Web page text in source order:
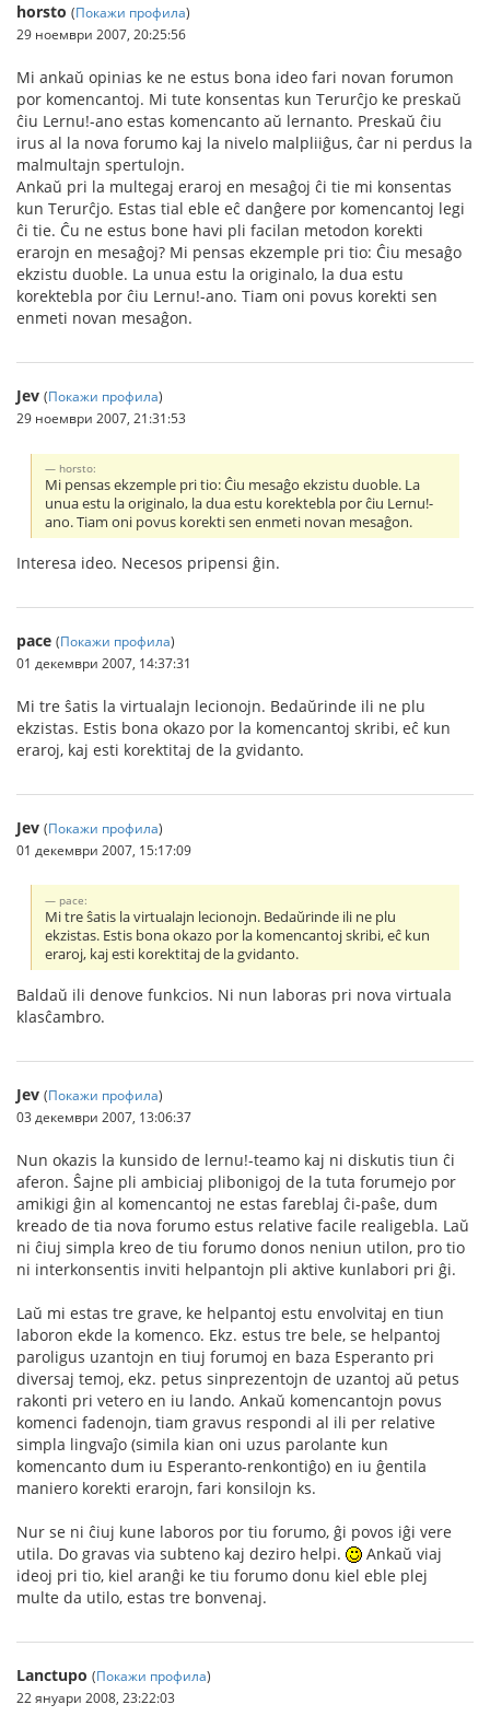
horsto (Покажи профила)
29 ноември 2007, 20:25:56
Mi ankaŭ opinias ke ne estus bona ideo fari novan forumon
por komencantoj. Mi tute konsentas kun Terurĉjo ke preskaŭ
ĉiu Lernu!-ano estas komencanto aŭ lernanto. Preskaŭ ĉiu
irus al la nova forumo kaj la nivelo malpliiĝus, ĉar ni perdus la
malmultajn spertulojn.
Ankaŭ pri la multegaj eraroj en mesaĝoj ĉi tie mi konsentas
kun Terurĉjo. Estas tial eble eĉ danĝere por komencantoj legi
ĉi tie. Ĉu ne estus bone havi pli facilan metodon korekti
erarojn en mesaĝoj? Mi pensas ekzemple pri tio: Ĉiu mesaĝo
ekzistu duoble. La unua estu la originalo, la dua estu
korektebla por ĉiu Lernu!-ano. Tiam oni povus korekti sen
enmeti novan mesaĝon.
Jev (Покажи профила)
29 ноември 2007, 21:31:53
horsto:
Mi pensas ekzemple pri tio: Ĉiu mesaĝo ekzistu duoble. La
unua estu la originalo, la dua estu korektebla por ĉiu Lernu!-
ano. Tiam oni povus korekti sen enmeti novan mesaĝon.
Interesa ideo. Necesos pripensi ĝin.
pace (Покажи профила)
01 декември 2007, 14:37:31
Mi tre ŝatis la virtualajn lecionojn. Bedaŭrinde ili ne plu
ekzistas. Estis bona okazo por la komencantoj skribi, eĉ kun
eraroj, kaj esti korektitaj de la gvidanto.
Jev (Покажи профила)
01 декември 2007, 15:17:09
pace:
Mi tre ŝatis la virtualajn lecionojn. Bedaŭrinde ili ne plu
ekzistas. Estis bona okazo por la komencantoj skribi, eĉ kun
eraroj, kaj esti korektitaj de la gvidanto.
Baldaŭ ili denove funkcios. Ni nun laboras pri nova virtuala
klasĉambro.
Jev (Покажи профила)
03 декември 2007, 13:06:37
Nun okazis la kunsido de lernu!-teamo kaj ni diskutis tiun ĉi
aferon. Ŝajne pli ambiciaj plibonigoj de la tuta forumejo por
amikigi ĝin al komencantoj ne estas fareblaj ĉi-paŝe, dum
kreado de tia nova forumo estus relative facile realigebla. Laŭ
ni ĉiuj simpla kreo de tiu forumo donos neniun utilon, pro tio
ni interkonsentis inviti helpantojn pli aktive kunlabori pri ĝi.
Laŭ mi estas tre grave, ke helpantoj estu envolvitaj en tiun
laboron ekde la komenco. Ekz. estus tre bele, se helpantoj
paroligus uzantojn en tiuj forumoj en baza Esperanto pri
diversaj temoj, ekz. petus sinprezentojn de uzantoj aŭ petus
rakonti pri vetero en iu lando. Ankaŭ komencantojn povus
komenci fadenojn, tiam gravus respondi al ili per relative
simpla lingvaĵo (simila kian oni uzus parolante kun
komencanto dum iu Esperanto-renkontiĝo) en iu ĝentila
maniero korekti erarojn, fari konsilojn ks.
Nur se ni ĉiuj kune laboros por tiu forumo, ĝi povos iĝi vere
utila. Do gravas via subteno kaj deziro helpi.
Ankaŭ viaj
ideoj pri tio, kiel aranĝi ke tiu forumo donu kiel eble plej
multe da utilo, estas tre bonvenaj.
Lanctupo (Покажи профила)
22 януари 2008, 23:22:03